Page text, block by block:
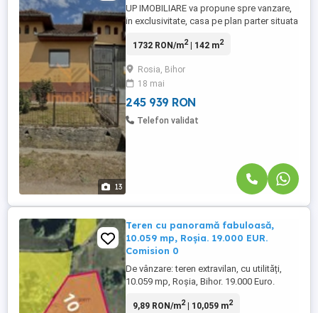
13
UP IMOBILIARE va propune spre vanzare,
in exclusivitate, casa pe plan parter situata
km de BEIUS, cu teren intravilan generos
case, construite din lemn si BCA.
Suprafata pentru constructia de BCA este
de 14 mp. Suprafata ...
1732 RON/m2| 142 m2
Rosia, Bihor
18 mai
245 939 RON
Telefon validat
Teren cu panoramă fabuloasă,
10.059 mp, Roșia. 19.000 EUR.
Comision 0
De vânzare: teren extravilan, cu utilități,
10.059 mp, Roșia, Bihor. 19.000 Euro.
Acum îl poți avea. Terenul este situat pe
9,89 RON/m2| 10,059 m2